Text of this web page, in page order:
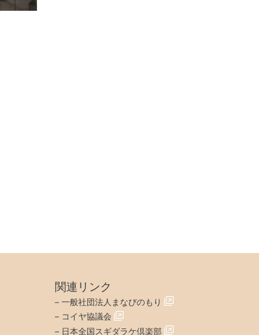
関連リンク
– 一般社団法人まなびのもり
– コイヤ協議会
– 日本全国スギダラケ倶楽部